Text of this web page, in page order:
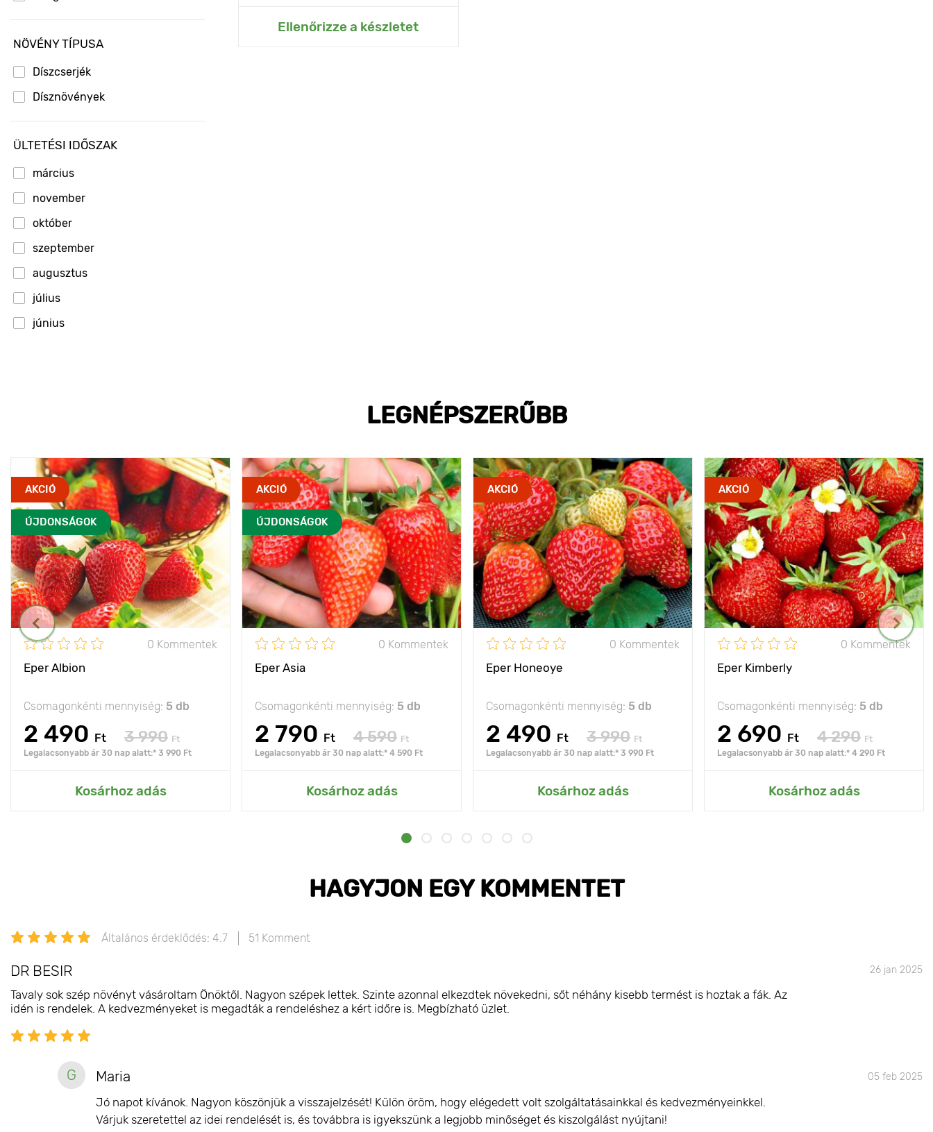
NÖVÉNY TÍPUSA
Díszcserjék
Dísznövények
ÜLTETÉSI IDŐSZAK
március
november
október
szeptember
augusztus
július
június
Ellenőrizze a készletet
Hozzáadás az Én kertemhez
LEGNÉPSZERŰBB
AKCIÓ
ÚJDONSÁGOK
0 Kommentek
Eper Albion
Csomagonkénti mennyiség: 5 db
2 490 Ft 3 990 Ft
Legalacsonyabb ár 30 nap alatt:* 3 990 Ft
Kosárhoz adás
AKCIÓ
ÚJDONSÁGOK
0 Kommentek
Eper Asia
Csomagonkénti mennyiség: 5 db
2 790 Ft 4 590 Ft
Legalacsonyabb ár 30 nap alatt:* 4 590 Ft
Kosárhoz adás
AKCIÓ
0 Kommentek
Eper Honeoye
Csomagonkénti mennyiség: 5 db
2 490 Ft 3 990 Ft
Legalacsonyabb ár 30 nap alatt:* 3 990 Ft
Kosárhoz adás
AKCIÓ
0 Kommentek
Eper Kimberly
Csomagonkénti mennyiség: 5 db
2 690 Ft 4 290 Ft
Legalacsonyabb ár 30 nap alatt:* 4 290 Ft
Kosárhoz adás
HAGYJON EGY KOMMENTET
Általános érdeklődés: 4.7 51 Komment
DR BESIR 26 jan 2025
Tavaly sok szép növényt vásároltam Önöktől. Nagyon szépek lettek. Szinte azonnal elkezdtek növekedni, sőt néhány kisebb termést is hoztak a fák. Az
idén is rendelek. A kedvezményeket is megadták a rendeléshez a kért időre is. Megbízható üzlet.
G Maria 05 feb 2025
Jó napot kívánok. Nagyon köszönjük a visszajelzését! Külön öröm, hogy elégedett volt szolgáltatásainkkal és kedvezményeinkkel.
Várjuk szeretettel az idei rendelését is, és továbbra is igyekszünk a legjobb minőséget és kiszolgálást nyújtani!